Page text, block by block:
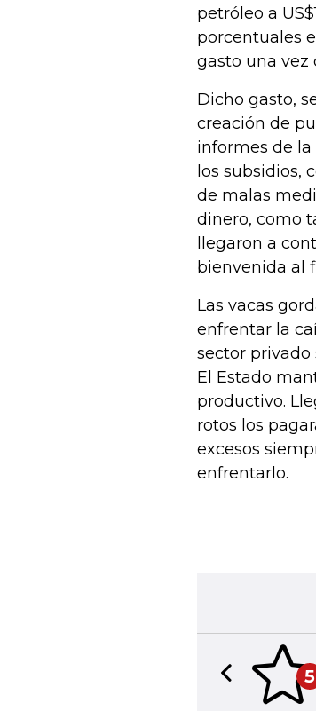
petróleo a
porcentuales
gasto una vez
Dicho gasto,
creación de
informes de
los subsidios,
de malas
dinero, como
llegaron a
bienvenida al
Las vacas
enfrentar la
sector privado
El Estado
productivo.
rotos los
excesos
enfrentarlo.
BIBLIOTECA PERSONAL
Seleccione y conserve sus artículos favoritos
Previous